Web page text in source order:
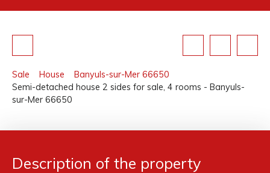
Sale House
Banyuls-sur-Mer 66650
Semi-detached house 2 sides for sale, 4 rooms - Banyuls-
sur-Mer 66650
Description of the property